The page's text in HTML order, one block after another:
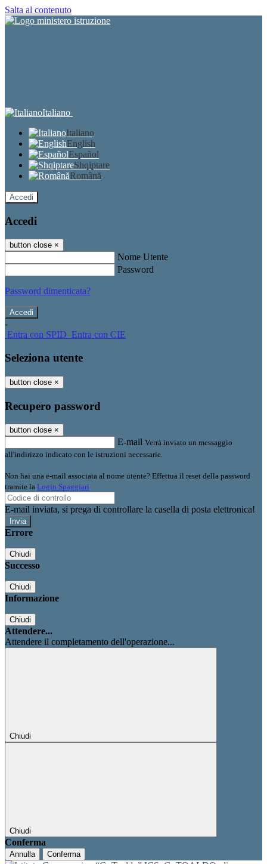
Salta al contenuto
Italiano
Italiano
English
Español
Shqiptare
Română
Accedi
Accedi
button close ×
Nome Utente
Password
Password dimenticata?
-
Entra con SPID Entra con CIE
Seleziona utente
button close ×
Recupero password
button close ×
E-mail Verrà inviato un messaggio
all'indirizzo indicato con le istruzioni necessarie.
Non hai una e-mail associata al nome utente? Effettua il reset della password
tramite la Login Spaggiari
E-mail inviata, si prega di controllare la casella di posta elettronica!
Errore
Chiudi
Successo
Chiudi
Informazione
Chiudi
Attendere...
Attendere il completamento dell'operazione...
Chiudi
Chiudi
Conferma
Annulla Conferma